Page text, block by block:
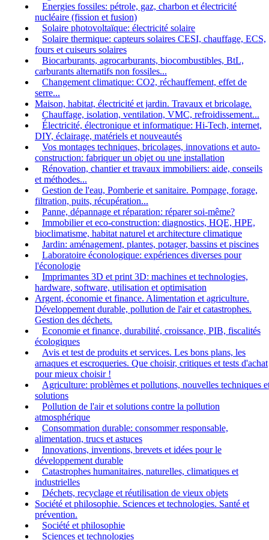
Energies fossiles: pétrole, gaz, charbon et électricité
nucléaire (fission et fusion)
Solaire photovoltaïque: électricité solaire
Solaire thermique: capteurs solaires CESI, chauffage, ECS,
fours et cuiseurs solaires
Biocarburants, agrocarburants, biocombustibles, BtL,
carburants alternatifs non fossiles...
Changement climatique: CO2, réchauffement, effet de
serre...
Maison, habitat, électricité et jardin. Travaux et bricolage.
Chauffage, isolation, ventilation, VMC, refroidissement...
Électricité, électronique et informatique: Hi-Tech, internet,
DIY, éclairage, matériels et nouveautés
Vos montages techniques, bricolages, innovations et auto-
construction: fabriquer un objet ou une installation
Rénovation, chantier et travaux immobiliers: aide, conseils
et méthodes...
Gestion de l'eau, Pomberie et sanitaire. Pompage, forage,
filtration, puits, récupération...
Panne, dépannage et réparation: réparer soi-même?
Immobilier et eco-construction: diagnostics, HQE, HPE,
bioclimatisme, habitat naturel et architecture climatique
Jardin: aménagement, plantes, potager, bassins et piscines
Laboratoire éconologique: expériences diverses pour
l'éconologie
Imprimantes 3D et print 3D: machines et technologies,
hardware, software, utilisation et optimisation
Argent, économie et finance. Alimentation et agriculture.
Développement durable, pollution de l'air et catastrophes.
Gestion des déchets.
Economie et finance, durabilité, croissance, PIB, fiscalités
écologiques
Avis et test de produits et services. Les bons plans, les
arnaques et escroqueries. Que choisir, critiques et tests d'achat
pour mieux choisir !
Agriculture: problèmes et pollutions, nouvelles techniques
solutions
Pollution de l'air et solutions contre la pollution
atmosphérique
Consommation durable: consommer responsable,
alimentation, trucs et astuces
Innovations, inventions, brevets et idées pour le
développement durable
Catastrophes humanitaires, naturelles, climatiques et
industrielles
Déchets, recyclage et réutilisation de vieux objets
Société et philosophie. Sciences et technologies. Santé et
prévention.
Société et philosophie
Sciences et technologies